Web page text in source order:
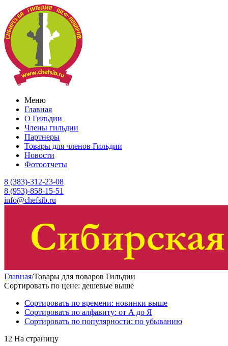
Меню
Главная
О Гильдии
Члены гильдии
Партнеры
Товары для членов Гильдии
Новости
Фотоотчеты
8 (383)-312-23-08
8 (953)-858-15-51
info@chefsib.ru
Главная/Товары для поваров Гильдии
Сортировать по цене: дешевые выше
Сортировать по времени: новинки выше
Сортировать по алфавиту: от А до Я
Сортировать по популярности: по убыванию
12 На страницу